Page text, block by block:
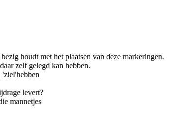
houdt met het plaatsen van deze markeringen.
zelf gelegd kan hebben.
'ziel'hebben
levert?
mannetjes